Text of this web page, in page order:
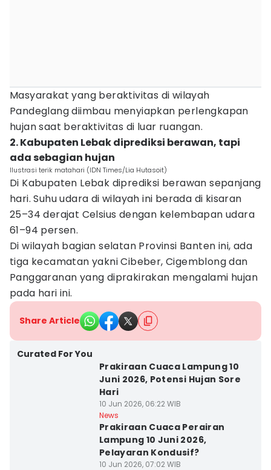
Masyarakat yang beraktivitas di wilayah
Pandeglang diimbau menyiapkan perlengkapan
hujan saat beraktivitas di luar ruangan.
2. Kabupaten Lebak diprediksi berawan, tapi
ada sebagian hujan
Ilustrasi terik matahari (IDN Times/Lia Hutasoit)
Di Kabupaten Lebak diprediksi berawan sepanjang
hari. Suhu udara di wilayah ini berada di kisaran
25–34 derajat Celsius dengan kelembapan udara
61–94 persen.
Di wilayah bagian selatan Provinsi Banten ini, ada
tiga kecamatan yakni Cibeber, Cigemblong dan
Panggaranan yang diprakirakan mengalami hujan
pada hari ini.
Share Article
Curated For You
Prakiraan Cuaca Lampung 10
Juni 2026, Potensi Hujan Sore
Hari
10 Jun 2026, 06:22 WIB
News
Prakiraan Cuaca Perairan
Lampung 10 Juni 2026,
Pelayaran Kondusif?
10 Jun 2026, 07:02 WIB